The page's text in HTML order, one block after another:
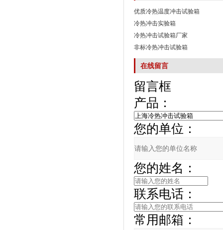
优质冷热温度冲击试验箱
冷热冲击实验箱
冷热冲击试验箱厂家
非标冷热冲击试验箱
在线留言
留言框
产品：
您的单位：
您的姓名：
联系电话：
常用邮箱：